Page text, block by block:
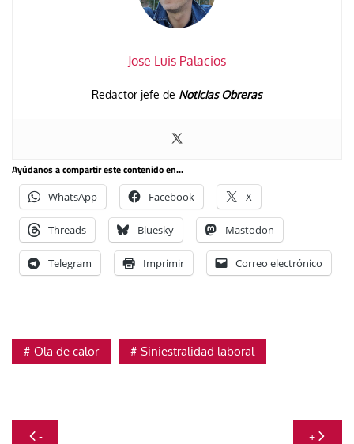
Jose Luis Palacios
Redactor jefe de Noticias Obreras
Ayúdanos a compartir este contenido en...
WhatsApp Facebook X
Threads Bluesky Mastodon
Telegram Imprimir Correo electrónico
Ola de calor Siniestralidad laboral
Navegación
- +